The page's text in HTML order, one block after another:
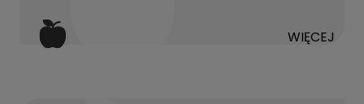
WIĘCEJ